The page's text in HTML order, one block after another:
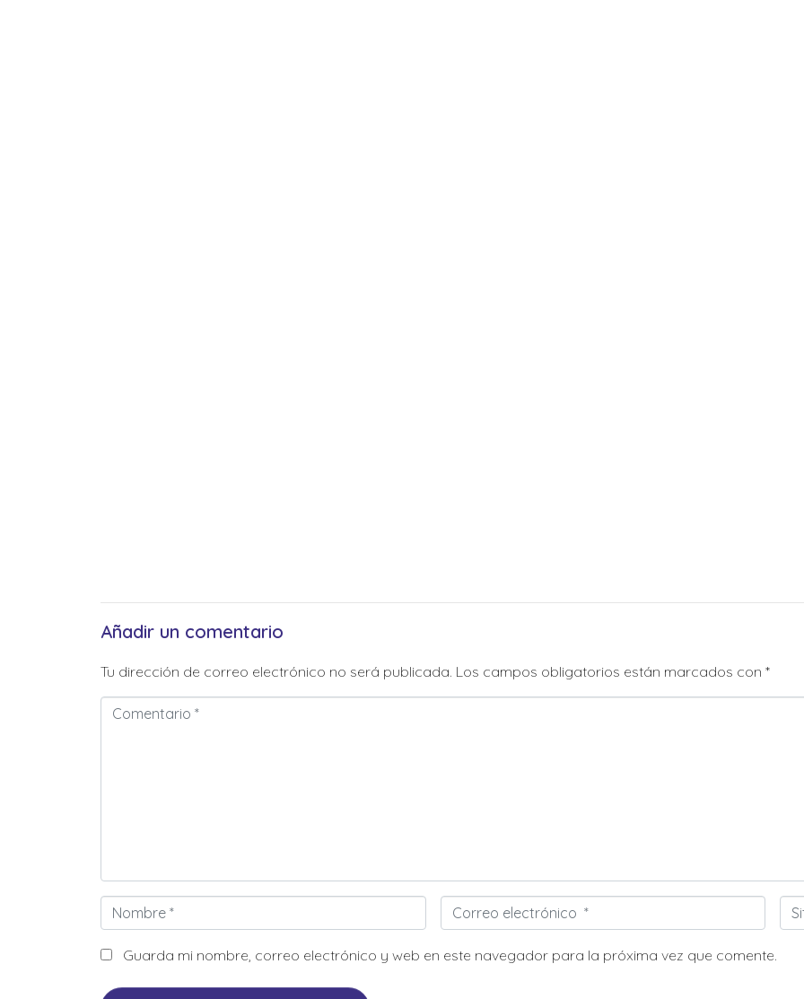
Añadir un comentario
Tu dirección de correo electrónico no será publicada. Los campos obligatorios están marcados con *
Comentario
Nombre
*
Correo
electrónico
Guarda mi nombre, correo electrónico y web en este navegador para la próxima vez que comente.